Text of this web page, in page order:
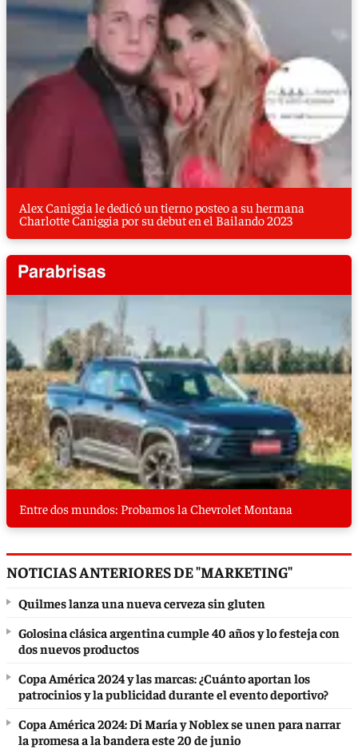
Alex Caniggia le dedicó un tierno posteo a su hermana
Charlotte Caniggia por su debut en el Bailando 2023
Entre dos mundos: Probamos la Chevrolet Montana
NOTICIAS ANTERIORES DE "MARKETING"
Quilmes lanza una nueva cerveza sin gluten
Golosina clásica argentina cumple 40 años y lo festeja con
dos nuevos productos
Copa América 2024 y las marcas: ¿Cuánto aportan los
patrocinios y la publicidad durante el evento deportivo?
Copa América 2024: Di María y Noblex se unen para narrar
la promesa a la bandera este 20 de junio